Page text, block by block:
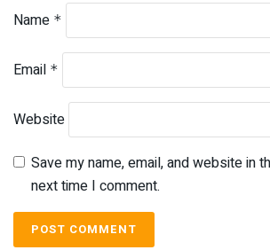
Name *
Email *
Website
Save my name, email, and website in
next time I comment.